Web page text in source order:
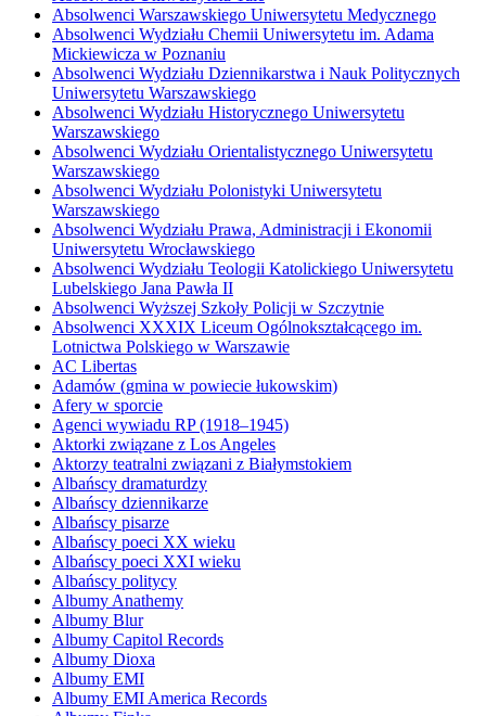
Absolwenci Warszawskiego Uniwersytetu Medycznego
Absolwenci Wydziału Chemii Uniwersytetu im. Adama
Mickiewicza w Poznaniu
Absolwenci Wydziału Dziennikarstwa i Nauk Politycznych
Uniwersytetu Warszawskiego
Absolwenci Wydziału Historycznego Uniwersytetu
Warszawskiego
Absolwenci Wydziału Orientalistycznego Uniwersytetu
Warszawskiego
Absolwenci Wydziału Polonistyki Uniwersytetu
Warszawskiego
Absolwenci Wydziału Prawa, Administracji i Ekonomii
Uniwersytetu Wrocławskiego
Absolwenci Wydziału Teologii Katolickiego Uniwersytetu
Lubelskiego Jana Pawła II
Absolwenci Wyższej Szkoły Policji w Szczytnie
Absolwenci XXXIX Liceum Ogólnokształcącego im.
Lotnictwa Polskiego w Warszawie
AC Libertas
Adamów (gmina w powiecie łukowskim)
Afery w sporcie
Agenci wywiadu RP (1918–1945)
Aktorki związane z Los Angeles
Aktorzy teatralni związani z Białymstokiem
Albańscy dramaturdzy
Albańscy dziennikarze
Albańscy pisarze
Albańscy poeci XX wieku
Albańscy poeci XXI wieku
Albańscy politycy
Albumy Anathemy
Albumy Blur
Albumy Capitol Records
Albumy Dioxa
Albumy EMI
Albumy EMI America Records